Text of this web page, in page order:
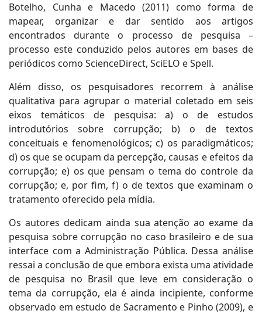
Botelho, Cunha e Macedo (2011) como forma de
mapear, organizar e dar sentido aos artigos
encontrados durante o processo de pesquisa –
processo este conduzido pelos autores em bases de
periódicos como ScienceDirect, SciELO e Spell.
Além disso, os pesquisadores recorrem à análise
qualitativa para agrupar o material coletado em seis
eixos temáticos de pesquisa: a) o de estudos
introdutórios sobre corrupção; b) o de textos
conceituais e fenomenológicos; c) os paradigmáticos;
d) os que se ocupam da percepção, causas e efeitos da
corrupção; e) os que pensam o tema do controle da
corrupção; e, por fim, f) o de textos que examinam o
tratamento oferecido pela mídia.
Os autores dedicam ainda sua atenção ao exame da
pesquisa sobre corrupção no caso brasileiro e de sua
interface com a Administração Pública. Dessa análise
ressai a conclusão de que embora exista uma atividade
de pesquisa no Brasil que leve em consideração o
tema da corrupção, ela é ainda incipiente, conforme
observado em estudo de Sacramento e Pinho (2009), e